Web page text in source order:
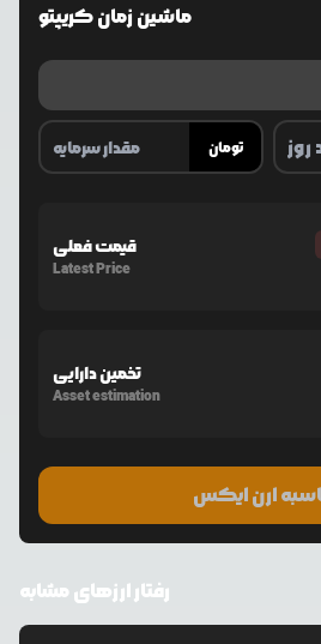
ماشین زمان کریپتو
تومان
قیمت فعلی
Latest Price
تخمین دارایی
Asset estimation
ارن ایکس
رفتار ارزهای مشابه